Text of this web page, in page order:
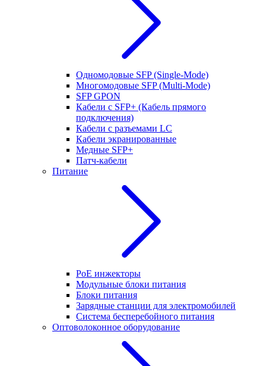
Одномодовые SFP (Single-Mode)
Многомодовые SFP (Multi-Mode)
SFP GPON
Кабели с SFP+ (Кабель прямого
подключения)
Кабели с разъемами LC
Кабели экранированные
Медные SFP+
Патч-кабели
Питание
PoE инжекторы
Модульные блоки питания
Блоки питания
Зарядные станции для электромобилей
Система бесперебойного питания
Оптоволоконное оборудование